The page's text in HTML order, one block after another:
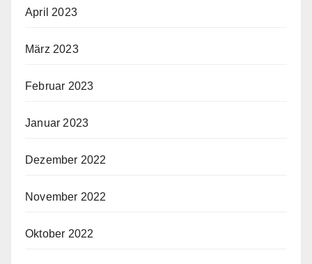
April 2023
März 2023
Februar 2023
Januar 2023
Dezember 2022
November 2022
Oktober 2022